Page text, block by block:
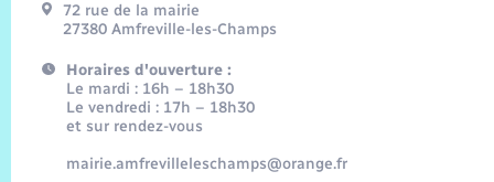
72 rue de la mairie
27380 Amfreville-les-Champs
Horaires d'ouverture :
Le mardi : 16h – 18h30
Le vendredi : 17h – 18h30
et sur rendez-vous
mairie.amfrevilleleschamps@orange.fr